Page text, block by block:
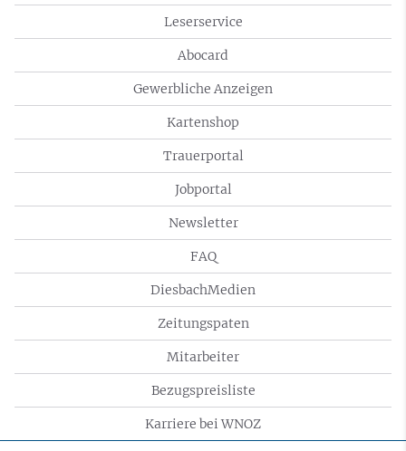
Leserservice
Abocard
Gewerbliche Anzeigen
Kartenshop
Trauerportal
Jobportal
Newsletter
FAQ
DiesbachMedien
Zeitungspaten
Mitarbeiter
Bezugspreisliste
Karriere bei WNOZ